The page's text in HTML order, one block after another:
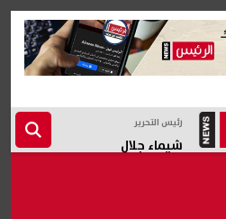
رئيس التحرير
شيماء جلال